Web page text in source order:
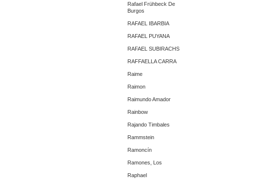
Rafael Frühbeck De
Burgos
RAFAEL IBARBIA
RAFAEL PUYANA
RAFAEL SUBIRACHS
RAFFAELLA CARRA
Raime
Raimon
Raimundo Amador
Rainbow
Rajando Timbales
Rammstein
Ramoncín
Ramones, Los
Raphael